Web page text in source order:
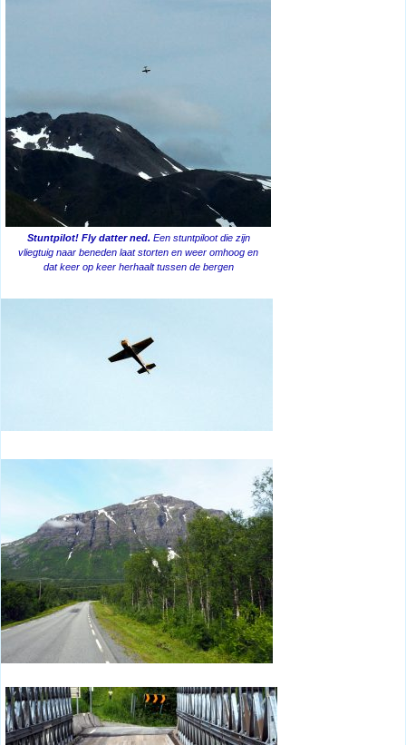
Stuntpilot! Fly datter ned. Een stuntpiloot die zijn
vliegtuig naar beneden laat storten en weer omhoog en
dat keer op keer herhaalt tussen de bergen